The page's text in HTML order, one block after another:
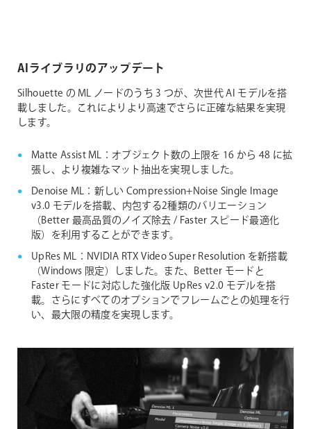
AIライブラリのアップデート
Silhouette の ML ノードのうち 3 つが、次世代 AI モデルを搭
載しました。これによりより高速でさらに正確な結果を実現
します。
Matte Assist ML：オブジェクト数の上限を 16 から 48 に拡
張し、より複雑なマット抽出を実現しました。
Denoise ML：新しい Compression+Noise Single Image
v3.0 モデルを搭載、内包する2種類のバリエーション
（Better 最高品質のノイズ除去 / Faster スピード最適化
版）を利用することができます。
UpRes ML：NVIDIA RTX Video Super Resolution を新搭載
（Windows 限定）しました。また、Better モードと
Faster モードに対応した強化版 UpRes v2.0 モデルを搭
載。さらにすべてのオプションでフレームごとの処理を行
い、最大限の精度を実現します。